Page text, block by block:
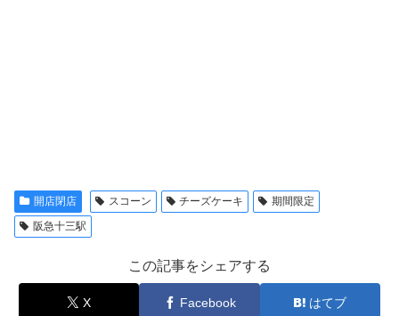
開店閉店 スコーン チーズケーキ
期間限定
阪急十三駅
この記事をシェアする
X Facebook はてブ